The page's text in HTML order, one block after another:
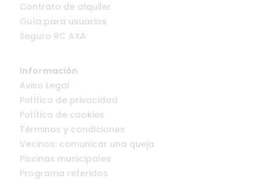
Contrato de alquiler
Guía para usuarios
Seguro RC AXA
Información
Aviso Legal
Política de privacidad
Política de cookies
Términos y condiciones
Vecinos: comunicar una queja
Piscinas municipales
Programa referidos